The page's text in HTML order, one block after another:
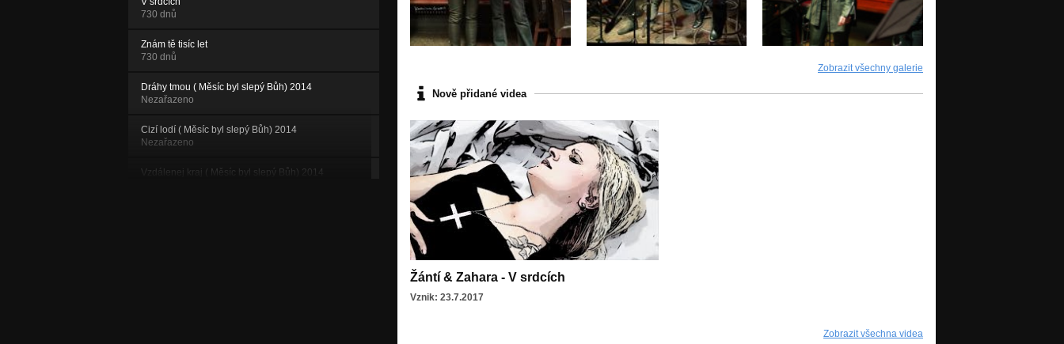
730 dnů
Znám tě tisíc let
730 dnů
Dráhy tmou ( Měsíc byl slepý Bůh) 2014
Nezařazeno
Cizí lodí ( Měsíc byl slepý Bůh) 2014
Nezařazeno
Vzdálenej kraj ( Měsíc byl slepý Bůh) 2014
Zobrazit všechny galerie
Nově přidané videa
Žántí & Zahara - V srdcích
Vznik: 23.7.2017
Zobrazit všechna videa